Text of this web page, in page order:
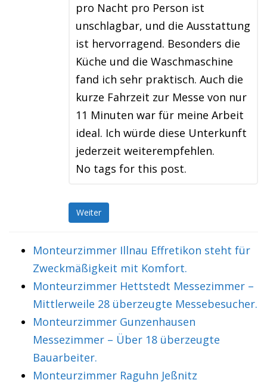
pro Nacht pro Person ist
unschlagbar, und die Ausstattung
ist hervorragend. Besonders die
Küche und die Waschmaschine
fand ich sehr praktisch. Auch die
kurze Fahrzeit zur Messe von nur
11 Minuten war für meine Arbeit
ideal. Ich würde diese Unterkunft
jederzeit weiterempfehlen.
No tags for this post.
Weiter
Monteurzimmer Illnau Effretikon steht für
Zweckmäßigkeit mit Komfort.
Monteurzimmer Hettstedt Messezimmer –
Mittlerweile 28 überzeugte Messebesucher.
Monteurzimmer Gunzenhausen
Messezimmer – Über 18 überzeugte
Bauarbeiter.
Monteurzimmer Raguhn Jeßnitz